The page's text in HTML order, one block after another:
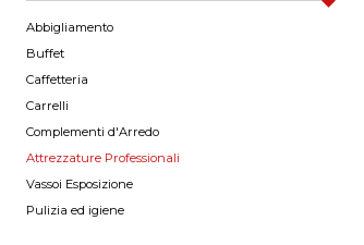
Abbigliamento
Buffet
Caffetteria
Carrelli
Complementi d'Arredo
Attrezzature Professionali
Vassoi Esposizione
Pulizia ed igiene